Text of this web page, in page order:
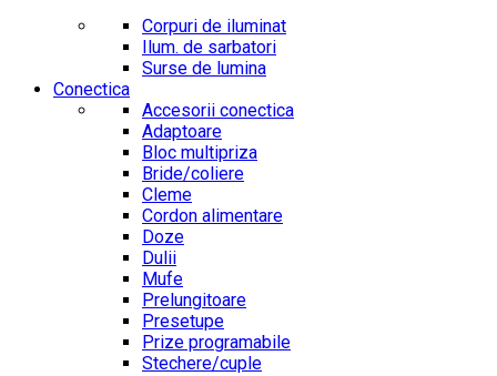
Corpuri de iluminat
Ilum. de sarbatori
Surse de lumina
Conectica
Accesorii conectica
Adaptoare
Bloc multipriza
Bride/coliere
Cleme
Cordon alimentare
Doze
Dulii
Mufe
Prelungitoare
Presetupe
Prize programabile
Stechere/cuple